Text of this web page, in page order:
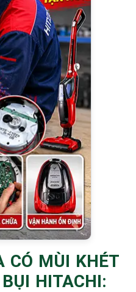
CÓ MÙI KHÉT
HITACHI: